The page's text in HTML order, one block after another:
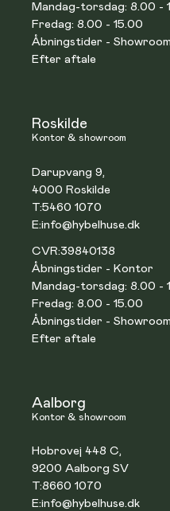
Mandag-torsdag: 8.00 -
Fredag: 8.00 - 15.00
Åbningstider -
Efter aftale
Roskilde
Kontor & showroom
Darupvang 9,
4000 Roskilde
T:5460 1070
E:info@hybelhuse.dk
CVR:39840138
Åbningstider - Kontor
Mandag-torsdag: 8.00 -
Fredag: 8.00 - 15.00
Åbningstider -
Efter aftale
Aalborg
Kontor & showroom
Hobrovej 448 C,
9200 Aalborg SV
T:8660 1070
E:info@hybelhuse.dk